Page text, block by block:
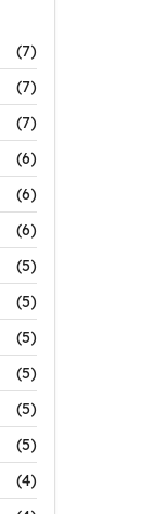
(7)
(7)
(7)
(6)
(6)
(6)
(5)
(5)
(5)
(5)
(5)
(5)
(4)